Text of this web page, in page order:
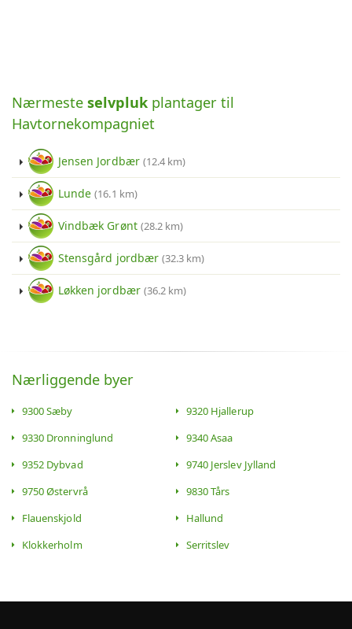
Nærmeste selvpluk plantager til
Havtornekompagniet
Jensen Jordbær (12.4 km)
Lunde(16.1 km)
Vindbæk Grønt (28.2 km)
Stensgård jordbær (32.3 km)
Løkken jordbær (36.2 km)
Nærliggende byer
9300 Sæby
9320 Hjallerup
9330 Dronninglund
9340 Asaa
9352 Dybvad
9740 Jerslev Jylland
9750 Østervrå
9830 Tårs
Flauenskjold
Hallund
Klokkerholm
Serritslev